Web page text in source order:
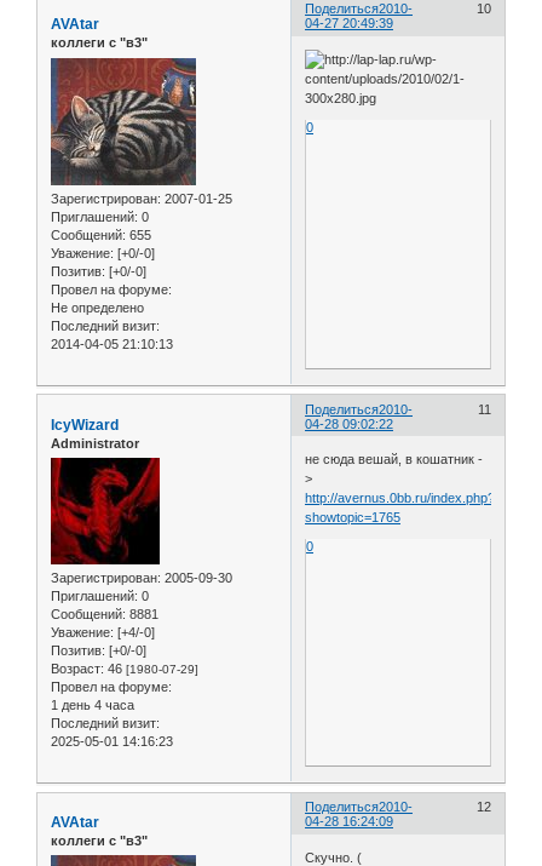
Поделиться 10
2010-
04-27 20:49:39
AVAtar
коллеги с "в3"
Зарегистрирован: 2007-01-25
Приглашений: 0
Сообщений: 655
Уважение: [+0/-0]
Позитив: [+0/-0]
Провел на форуме:
Не определено
Последний визит:
2014-04-05 21:10:13
0
Поделиться 11
2010-
04-28 09:02:22
IcyWizard
Administrator
Зарегистрирован: 2005-09-30
Приглашений: 0
Сообщений: 8881
Уважение: [+4/-0]
Позитив: [+0/-0]
Возраст: 46 [1980-07-29]
Провел на форуме:
1 день 4 часа
Последний визит:
2025-05-01 14:16:23
не сюда вешай, в кошатник -
>
http://avernus.0bb.ru/index.php?
showtopic=1765
0
Поделиться 12
2010-
04-28 16:24:09
AVAtar
коллеги с "в3"
Скучно. (